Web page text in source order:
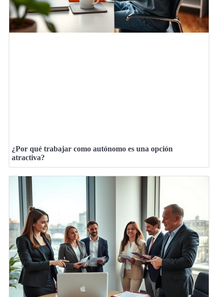
¿Por qué trabajar como autónomo es una opción
atractiva?